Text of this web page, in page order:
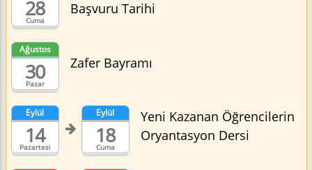
Cuma
28
Başvuru Tarihi
Pazar
Ağustos
30 Zafer Bayramı
Pazartesi
Eylül
14 Cuma
Eylül
18
Yeni Kazanan Öğrencilerin
Oryantasyon Dersi